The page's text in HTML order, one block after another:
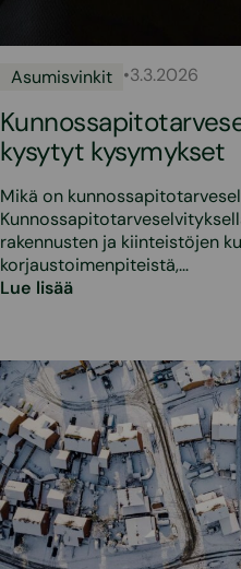
Asumisvinkit •3.3.2026
kysytyt kysymykset
Mikä on
rakennusten ja kiinteistöjen
korjaustoimenpiteistä,…
Lue lisää